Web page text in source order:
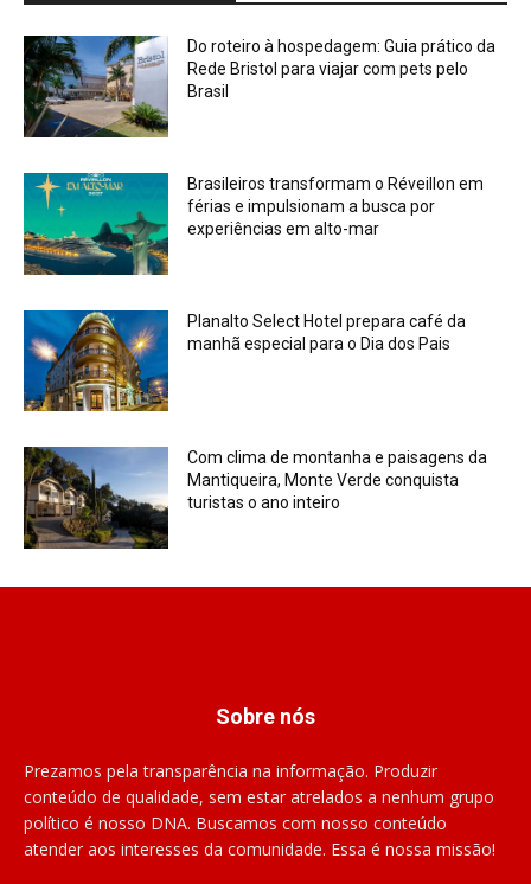
Do roteiro à hospedagem: Guia prático da
Rede Bristol para viajar com pets pelo
Brasil
Brasileiros transformam o Réveillon em
férias e impulsionam a busca por
experiências em alto-mar
Planalto Select Hotel prepara café da
manhã especial para o Dia dos Pais
Com clima de montanha e paisagens da
Mantiqueira, Monte Verde conquista
turistas o ano inteiro
Sobre nós
Prezamos pela transparência na informação. Produzir
conteúdo de qualidade, sem estar atrelados a nenhum grupo
político é nosso DNA. Buscamos com nosso conteúdo
atender aos interesses da comunidade. Essa é nossa missão!